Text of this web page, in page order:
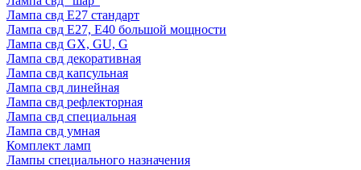
Лампа свд E27 стандарт
Лампа свд E27, Е40 большой мощности
Лампа свд GX, GU, G
Лампа свд декоративная
Лампа свд капсульная
Лампа свд линейная
Лампа свд рефлекторная
Лампа свд специальная
Лампа свд умная
Комплект ламп
Лампы специального назначения